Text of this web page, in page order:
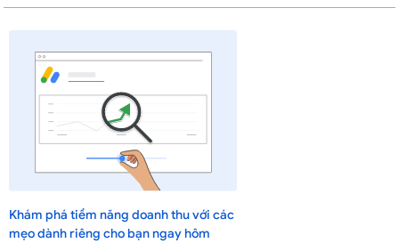
Khám phá tiềm năng doanh thu với các
mẹo dành riêng cho bạn ngay hôm